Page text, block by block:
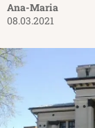
Ana-Maria
08.03.2021